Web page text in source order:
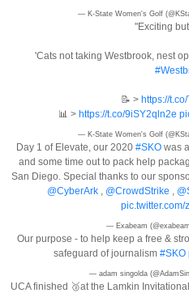
— K-State Women's Golf
"Exciting
'Cats not taking Westbrook, nest
📝 > https://
📊 > https://t.co/9iSY2qln2e
— K-State Women's Golf
Day 1 of Elevate, our 2020 #SKOwas
and some time out to pack help
San Diego. Special thanks to our
@CyberArk , @CrowdStrike ,
pic.twitter.com/
— Exabeam
Our purpose - to help keep a free &
safeguard of journalism #SKO
— adam singolda
UCA finished 🥉at the Lamkin